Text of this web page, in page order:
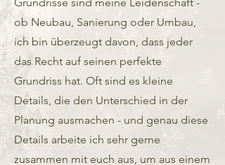
ob Neubau, Sanierung oder Umbau,
ich bin überzeugt davon, dass jeder
das Recht auf seinen perfekte
Grundriss hat. Oft sind es kleine
Details, die den Unterschied in der
Planung ausmachen - und genau diese
Details arbeite ich sehr gerne
zusammen mit euch aus, um aus einem